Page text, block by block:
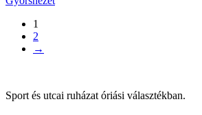
1
2
→
Sport és utcai ruházat óriási választékban.